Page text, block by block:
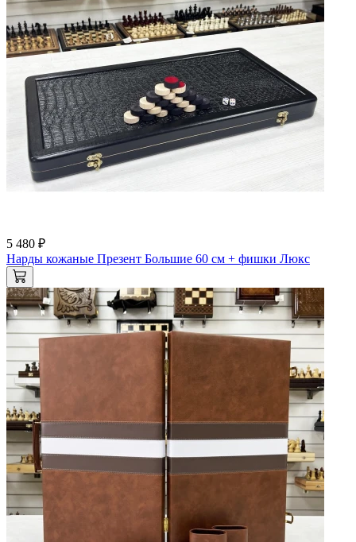
5 480 ₽
Нарды кожаные Презент Большие 60 см + фишки Люкс